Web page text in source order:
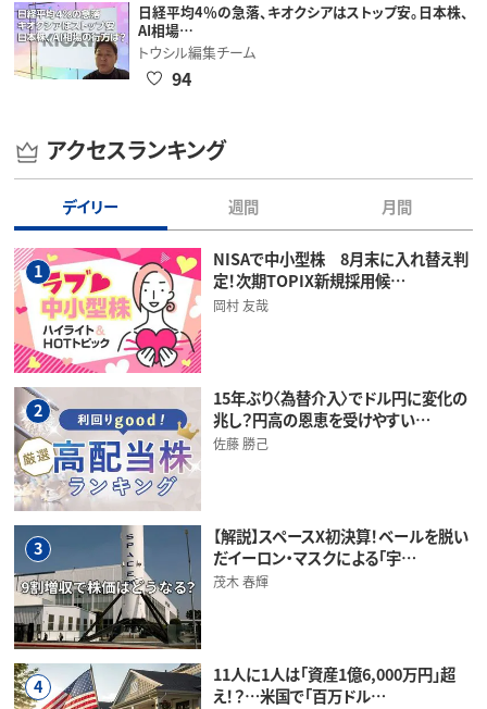
日経平均4％の急落、キオクシアはストップ安。日本株、
AI相場…
トウシル編集チーム
94
アクセスランキング
デイリー 週間 月間
1
NISAで中小型株 8月末に入れ替え判
定！次期TOPIX新規採用候…
岡村 友哉
2
15年ぶり〈為替介入〉でドル円に変化の
兆し？円高の恩恵を受けやすい…
佐藤 勝己
3
【解説】スペースX初決算！ベールを脱い
だイーロン・マスクによる「宇…
茂木 春輝
4
11人に1人は「資産1億6,000万円」超
え！？…米国で「百万ドル…